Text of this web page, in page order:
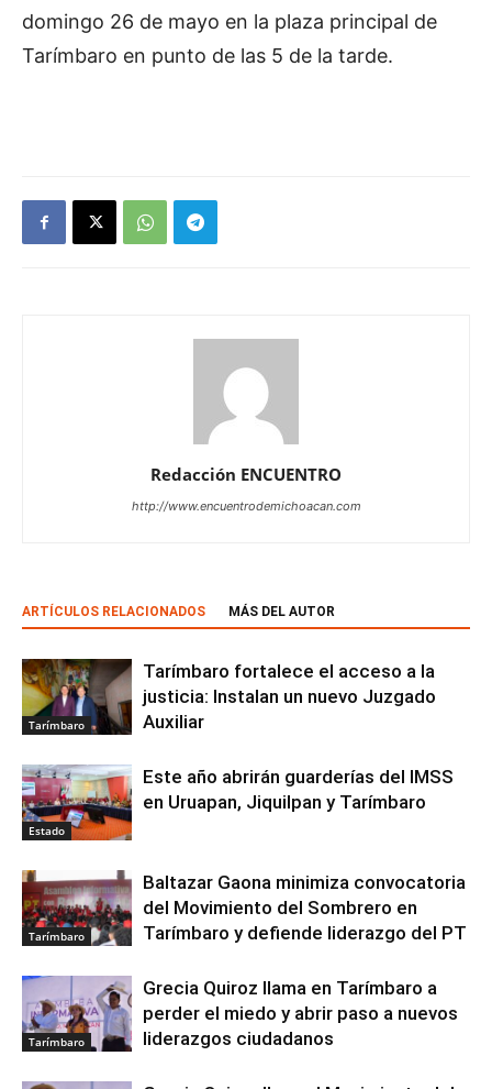
domingo 26 de mayo en la plaza principal de
Tarímbaro en punto de las 5 de la tarde.
Redacción ENCUENTRO
http://www.encuentrodemichoacan.com
ARTÍCULOS RELACIONADOS MÁS DEL AUTOR
Tarímbaro
Tarímbaro fortalece el acceso a la
justicia: Instalan un nuevo Juzgado
Auxiliar
Estado
Este año abrirán guarderías del IMSS
en Uruapan, Jiquilpan y Tarímbaro
Tarímbaro
Baltazar Gaona minimiza convocatoria
del Movimiento del Sombrero en
Tarímbaro y defiende liderazgo del PT
Tarímbaro
Grecia Quiroz llama en Tarímbaro a
perder el miedo y abrir paso a nuevos
liderazgos ciudadanos